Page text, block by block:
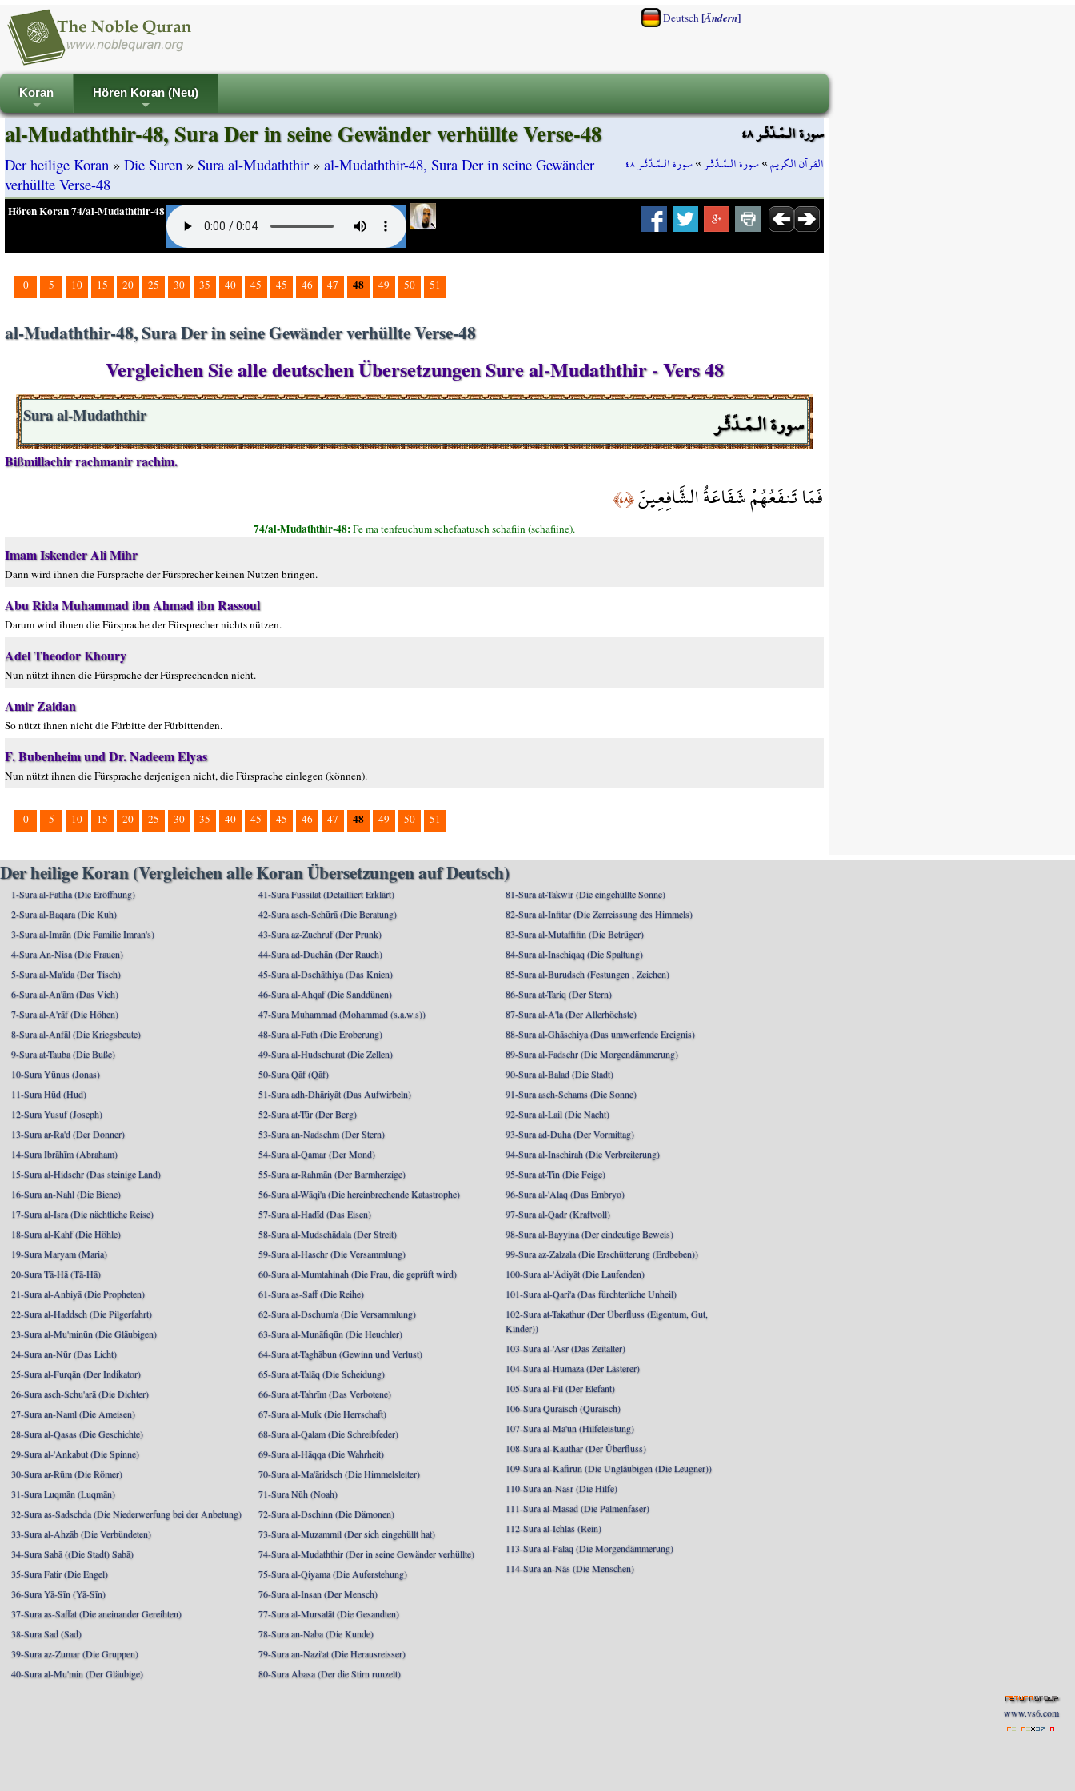
Deutsch[Ändern]
+
Koran
+
Hören Koran (Neu)
سورة الـمّـدّثّـر ٤٨
القرآن الكريم»سورة الـمّـدّثّـر»سورة الـمّـدّثّـر ٤٨
al-Mudaththir-48, Sura Der in seine Gewänder verhüllte Verse-48
Der heilige Koran » Die Suren » Sura al-Mudaththir » al-Mudaththir-48, Sura Der in seine Gewänder
verhüllte Verse-48
Hören Koran 74/al-Mudaththir-48
0 5 10 15 20 25 30 35 40 45 45 46 47 48 49 50 51
al-Mudaththir-48, Sura Der in seine Gewänder verhüllte Verse-48
Vergleichen Sie alle deutschen Übersetzungen Sure al-Mudaththir - Vers 48
سورة الـمّـدّثّـر Sura al-Mudaththir
Bißmillachir rachmanir rachim.
فَمَا تَنفَعُهُمْ شَفَاعَةُ الشَّافِعِينَ﴿٤٨﴾
74/al-Mudaththir-48:Fe ma tenfeuchum schefaatusch schafiin (schafiine).
Imam Iskender Ali Mihr
Dann wird ihnen die Fürsprache der Fürsprecher keinen Nutzen bringen.
Abu Rida Muhammad ibn Ahmad ibn Rassoul
Darum wird ihnen die Fürsprache der Fürsprecher nichts nützen.
Adel Theodor Khoury
Nun nützt ihnen die Fürsprache der Fürsprechenden nicht.
Amir Zaidan
So nützt ihnen nicht die Fürbitte der Fürbittenden.
F. Bubenheim und Dr. Nadeem Elyas
Nun nützt ihnen die Fürsprache derjenigen nicht, die Fürsprache einlegen (können).
0 5 10 15 20 25 30 35 40 45 45 46 47 48 49 50 51
Der heilige Koran (Vergleichen alle Koran Übersetzungen auf Deutsch)
1-Sura al-Fatiha (Die Eröffnung)
2-Sura al-Baqara (Die Kuh)
3-Sura al-Imrān (Die Familie Imran's)
4-Sura An-Nisa (Die Frauen)
5-Sura al-Ma'ida (Der Tisch)
6-Sura al-An'ām (Das Vieh)
7-Sura al-A'rāf (Die Höhen)
8-Sura al-Anfāl (Die Kriegsbeute)
9-Sura at-Tauba (Die Buße)
10-Sura Yūnus (Jonas)
11-Sura Hūd (Hud)
12-Sura Yusuf (Joseph)
13-Sura ar-Ra'd (Der Donner)
14-Sura Ibrāhīm (Abraham)
15-Sura al-Hidschr (Das steinige Land)
16-Sura an-Nahl (Die Biene)
17-Sura al-Isra (Die nächtliche Reise)
18-Sura al-Kahf (Die Höhle)
19-Sura Maryam (Maria)
20-Sura Tā-Hā (Tā-Hā)
21-Sura al-Anbiyā (Die Propheten)
22-Sura al-Haddsch (Die Pilgerfahrt)
23-Sura al-Mu'minūn (Die Gläubigen)
24-Sura an-Nūr (Das Licht)
25-Sura al-Furqān (Der Indikator)
26-Sura asch-Schu'arā (Die Dichter)
27-Sura an-Naml (Die Ameisen)
28-Sura al-Qasas (Die Geschichte)
29-Sura al-'Ankabut (Die Spinne)
30-Sura ar-Rūm (Die Römer)
31-Sura Luqmān (Luqmān)
32-Sura as-Sadschda (Die Niederwerfung bei der Anbetung)
33-Sura al-Ahzāb (Die Verbündeten)
34-Sura Sabā ((Die Stadt) Sabā)
35-Sura Fatir (Die Engel)
36-Sura Yā-Sīn (Yā-Sīn)
37-Sura as-Saffat (Die aneinander Gereihten)
38-Sura Sad (Sad)
39-Sura az-Zumar (Die Gruppen)
40-Sura al-Mu'min (Der Gläubige)
41-Sura Fussilat (Detailliert Erklärt)
42-Sura asch-Schūrā (Die Beratung)
43-Sura az-Zuchruf (Der Prunk)
44-Sura ad-Duchān (Der Rauch)
45-Sura al-Dschāthiya (Das Knien)
46-Sura al-Ahqaf (Die Sanddünen)
47-Sura Muhammad (Mohammad (s.a.w.s))
48-Sura al-Fath (Die Eroberung)
49-Sura al-Hudschurat (Die Zellen)
50-Sura Qāf (Qāf)
51-Sura adh-Dhāriyāt (Das Aufwirbeln)
52-Sura at-Tūr (Der Berg)
53-Sura an-Nadschm (Der Stern)
54-Sura al-Qamar (Der Mond)
55-Sura ar-Rahmān (Der Barmherzige)
56-Sura al-Wāqi'a (Die hereinbrechende Katastrophe)
57-Sura al-Hadīd (Das Eisen)
58-Sura al-Mudschādala (Der Streit)
59-Sura al-Haschr (Die Versammlung)
60-Sura al-Mumtahinah (Die Frau, die geprüft wird)
61-Sura as-Saff (Die Reihe)
62-Sura al-Dschum'a (Die Versammlung)
63-Sura al-Munāfiqūn (Die Heuchler)
64-Sura at-Taghābun (Gewinn und Verlust)
65-Sura at-Talāq (Die Scheidung)
66-Sura at-Tahrīm (Das Verbotene)
67-Sura al-Mulk (Die Herrschaft)
68-Sura al-Qalam (Die Schreibfeder)
69-Sura al-Hāqqa (Die Wahrheit)
70-Sura al-Ma'āridsch (Die Himmelsleiter)
71-Sura Nūh (Noah)
72-Sura al-Dschinn (Die Dämonen)
73-Sura al-Muzammil (Der sich eingehüllt hat)
74-Sura al-Mudaththir (Der in seine Gewänder verhüllte)
75-Sura al-Qiyama (Die Auferstehung)
76-Sura al-Insan (Der Mensch)
77-Sura al-Mursalāt (Die Gesandten)
78-Sura an-Naba (Die Kunde)
79-Sura an-Nazi'at (Die Herausreisser)
80-Sura Abasa (Der die Stirn runzelt)
81-Sura at-Takwir (Die eingehüllte Sonne)
82-Sura al-Infitar (Die Zerreissung des Himmels)
83-Sura al-Mutaffifin (Die Betrüger)
84-Sura al-Inschiqaq (Die Spaltung)
85-Sura al-Burudsch (Festungen , Zeichen)
86-Sura at-Tariq (Der Stern)
87-Sura al-A'la (Der Allerhöchste)
88-Sura al-Ghāschiya (Das umwerfende Ereignis)
89-Sura al-Fadschr (Die Morgendämmerung)
90-Sura al-Balad (Die Stadt)
91-Sura asch-Schams (Die Sonne)
92-Sura al-Lail (Die Nacht)
93-Sura ad-Duha (Der Vormittag)
94-Sura al-Inschirah (Die Verbreiterung)
95-Sura at-Tin (Die Feige)
96-Sura al-'Alaq (Das Embryo)
97-Sura al-Qadr (Kraftvoll)
98-Sura al-Bayyina (Der eindeutige Beweis)
99-Sura az-Zalzala (Die Erschütterung (Erdbeben))
100-Sura al-'Ādiyāt (Die Laufenden)
101-Sura al-Qari'a (Das fürchterliche Unheil)
102-Sura at-Takathur (Der Überfluss (Eigentum, Gut,
Kinder))
103-Sura al-'Asr (Das Zeitalter)
104-Sura al-Humaza (Der Lästerer)
105-Sura al-Fil (Der Elefant)
106-Sura Quraisch (Quraisch)
107-Sura al-Ma'un (Hilfeleistung)
108-Sura al-Kauthar (Der Überfluss)
109-Sura al-Kafirun (Die Ungläubigen (Die Leugner))
110-Sura an-Nasr (Die Hilfe)
111-Sura al-Masad (Die Palmenfaser)
112-Sura al-Ichlas (Rein)
113-Sura al-Falaq (Die Morgendämmerung)
114-Sura an-Nās (Die Menschen)
www.vs6.com